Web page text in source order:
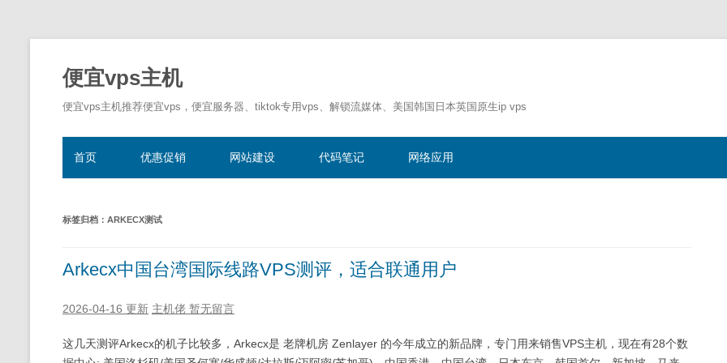
便宜vps主机
便宜vps主机推荐便宜vps，便宜服务器、tiktok专用vps、解锁流媒体、美国韩国日本英国原生ip vps
文
首页 优惠促销 网站建设 代码笔记 网络应用
标签归档： ARKECX测试
Arkecx中国台湾国际线路VPS测评，适合联通用户
2026-04-16 更新 主机佬 暂无留言
这几天测评Arkecx的机子比较多，Arkecx是 老牌机房 Zenlayer 的今年成立的新品牌，专门用来销售VPS主机，现在有28个数